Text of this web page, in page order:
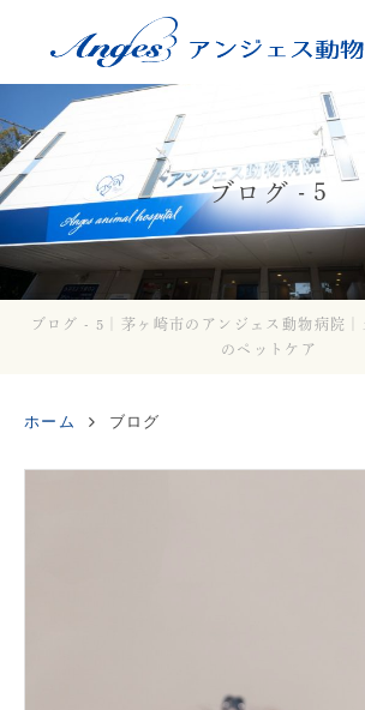
ブログ - 5
ブログ - 5｜茅ヶ崎市のアンジェス動物病院
のペットケア
ホーム ブログ